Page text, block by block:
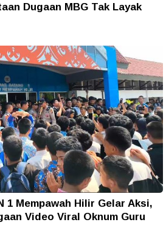
Dugaan MBG Tak Layak
1 Mempawah Hilir Gelar Aksi,
Video Viral Oknum Guru